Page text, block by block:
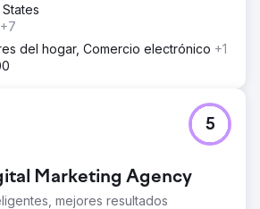
+7
del hogar, Comercio electrónico +1
Marketing Agency
mejores resultados
5